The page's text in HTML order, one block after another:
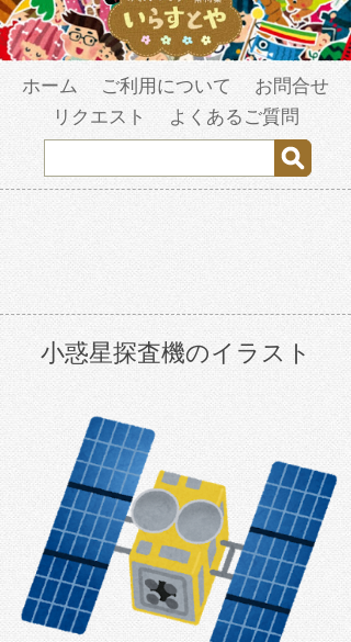
ホーム ご利用について
お問合せ
リクエスト
よくあるご質問
小惑星探査機のイラスト